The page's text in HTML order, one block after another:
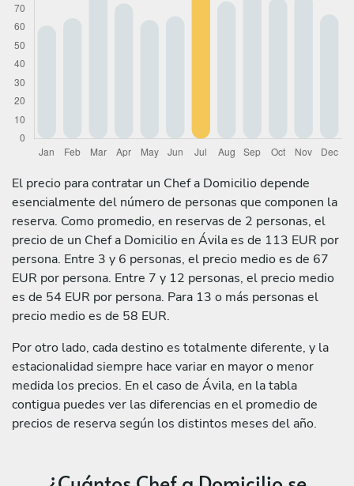
El precio para contratar un Chef a Domicilio depende
esencialmente del número de personas que componen la
reserva. Como promedio, en reservas de 2 personas, el
precio de un Chef a Domicilio en Ávila es de 113 EUR por
persona. Entre 3 y 6 personas, el precio medio es de 67
EUR por persona. Entre 7 y 12 personas, el precio medio
es de 54 EUR por persona. Para 13 o más personas el
precio medio es de 58 EUR.
Por otro lado, cada destino es totalmente diferente, y la
estacionalidad siempre hace variar en mayor o menor
medida los precios. En el caso de Ávila, en la tabla
contigua puedes ver las diferencias en el promedio de
precios de reserva según los distintos meses del año.